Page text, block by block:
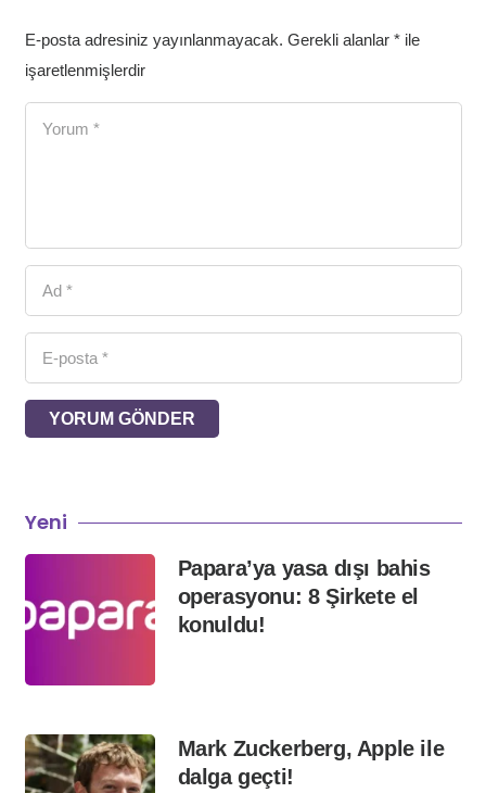
E-posta adresiniz yayınlanmayacak. Gerekli alanlar *ile
işaretlenmişlerdir
YORUM GÖNDER
Yeni
Papara’ya yasa dışı bahis
operasyonu: 8 Şirkete el
konuldu!
Mark Zuckerberg, Apple ile
dalga geçti!